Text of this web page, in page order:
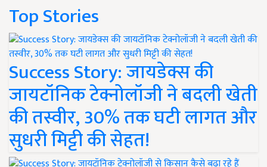
Top Stories
Success Story: जायडेक्स की
जायटॉनिक टेक्नोलॉजी ने बदली खेती
की तस्वीर, 30% तक घटी लागत और
सुधरी मिट्टी की सेहत!